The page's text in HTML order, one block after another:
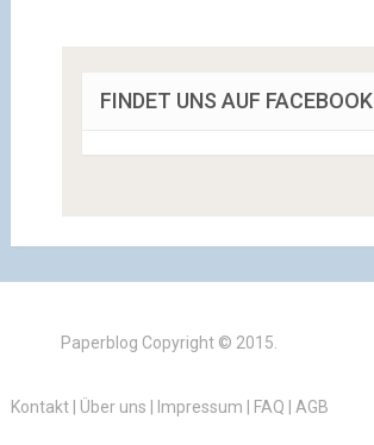
FINDET UNS AUF FACEBOOK
Paperblog Copyright © 2015.
Kontakt| Über uns Impressum FAQ AGB